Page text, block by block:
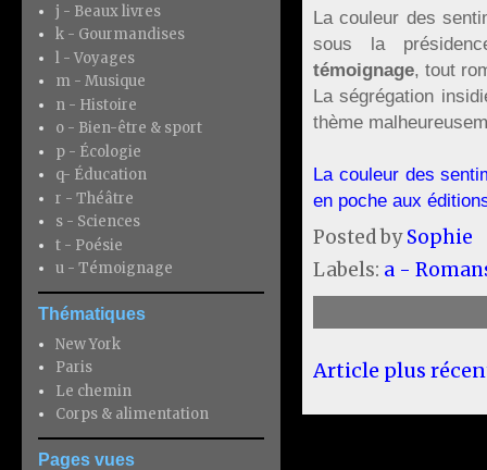
La couleur des
sous la
témoignage, tout
La ségrégation
thème
La couleur des
en poche aux
Posted bySophie
Labels: a -
Article plus
j - Beaux livres
k - Gourmandises
l - Voyages
m - Musique
n - Histoire
o - Bien-être & sport
p - Écologie
q- Éducation
r - Théâtre
s - Sciences
t - Poésie
u - Témoignage
Thématiques
New York
Paris
Le chemin
Corps & alimentation
Pages vues